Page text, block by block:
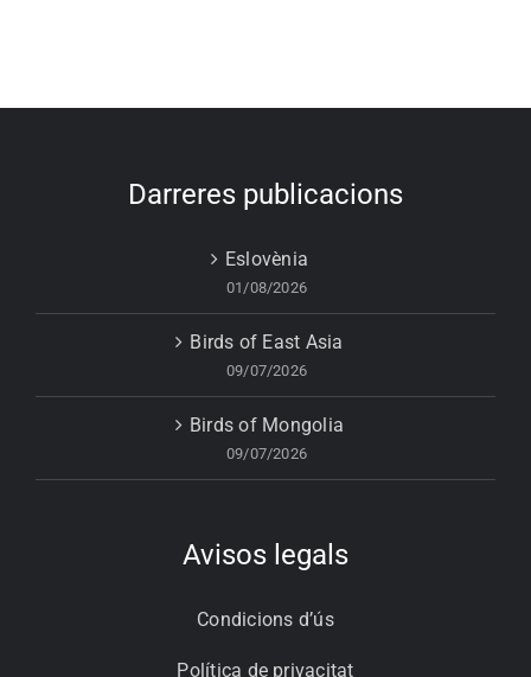
Darreres publicacions
Eslovènia
01/08/2026
Birds of East Asia
09/07/2026
Birds of Mongolia
09/07/2026
Avisos legals
Condicions d’ús
Política de privacitat